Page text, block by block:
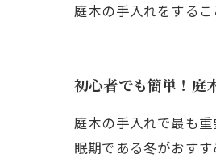
庭木の手入れをするこ
初心者でも簡単！庭
庭木の手入れで最も
眠期である冬がおす